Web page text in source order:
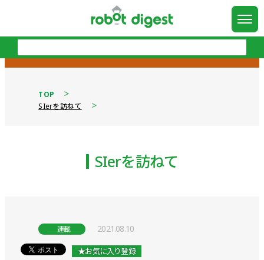
TOP
SIerを訪ねて
SIerを訪ねて
連載 2021.08.10
★お気に入り登録